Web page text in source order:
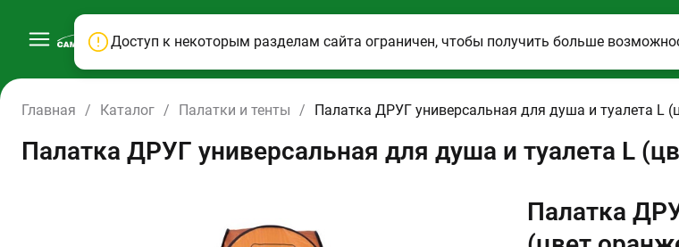
Главная / Каталог / Палатки и тенты / Палатка ДРУГ универсальная для душа и туалета L
Палатка ДРУГ универсальная для душа и туалета L
Палатка
Доступ к некоторым разделам сайта ограничен, чтобы получить больше